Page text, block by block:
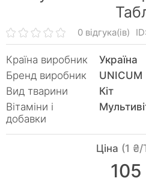
0 відгука(ів)
Країна виробник
Україна
Бренд виробник
UNICUM
Вид тварини
Кiт
Вітаміни і
добавки
Ціна (1 ₴/